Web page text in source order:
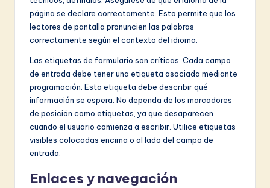
página se declare correctamente. Esto permite que los
lectores de pantalla pronuncien las palabras
correctamente según el contexto del idioma.
Las etiquetas de formulario son críticas. Cada campo
de entrada debe tener una etiqueta asociada mediante
programación. Esta etiqueta debe describir qué
información se espera. No dependa de los marcadores
de posición como etiquetas, ya que desaparecen
cuando el usuario comienza a escribir. Utilice etiquetas
visibles colocadas encima o al lado del campo de
entrada.
Enlaces y navegación